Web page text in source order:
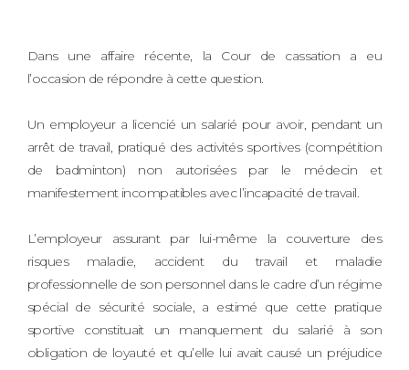
Dans une affaire récente, la Cour de cassation a eu
l’occasion de répondre à cette question.
Un employeur a licencié un salarié pour avoir, pendant un
arrêt de travail, pratiqué des activités sportives (compétition
de badminton) non autorisées par le médecin et
manifestement incompatibles avec l’incapacité de travail.
L’employeur assurant par lui-même la couverture des
risques maladie, accident du travail et maladie
professionnelle de son personnel dans le cadre d’un régime
spécial de sécurité sociale, a estimé que cette pratique
sportive constituait un manquement du salarié à son
obligation de loyauté et qu’elle lui avait causé un préjudice